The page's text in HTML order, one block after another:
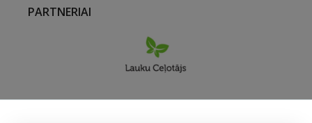
PARTNERIAI